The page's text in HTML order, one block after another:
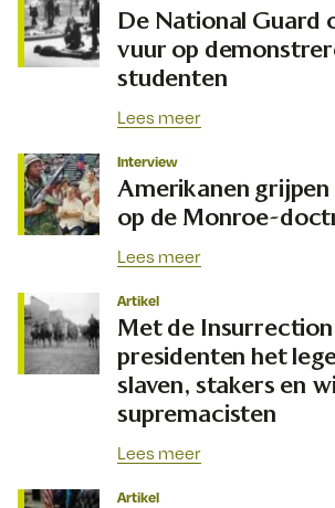
De National Guard
vuur op
studenten
Lees meer
Interview
Amerikanen
op de Monroe-
Lees meer
Artikel
Met de
presidenten het
slaven, stakers en
supremacisten
Lees meer
Artikel